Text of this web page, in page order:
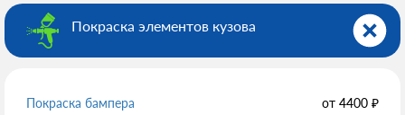
Покраска элементов кузова
Покраска бампера от 4400 ₽